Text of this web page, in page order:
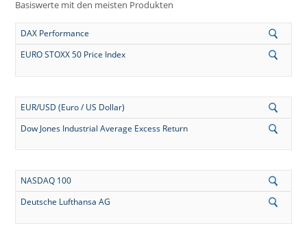
Basiswerte mit den meisten Produkten
DAX Performance
EURO STOXX 50 Price Index
EUR/USD (Euro / US Dollar)
Dow Jones Industrial Average Excess Return
NASDAQ 100
Deutsche Lufthansa AG